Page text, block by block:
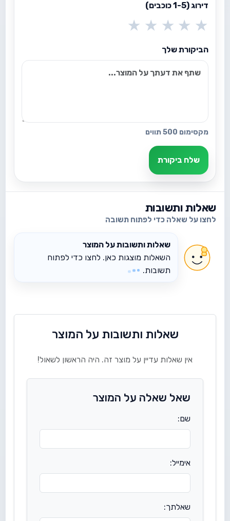
דירוג (1-5 כוכבים)
★
★
★
★
★
הביקורת שלך
מקסימום 500 תווים
שלח ביקורת
שאלות ותשובות
לחצו על שאלה כדי לפתוח תשובה
שאלות ותשובות על המוצר
השאלות מוצגות כאן. לחצו כדי לפתוח
תשובות.
שאלות ותשובות על המוצר
אין שאלות עדיין על מוצר זה. היה הראשון לשאול!
שאל שאלה על המוצר
שם:
אימייל:
שאלתך: